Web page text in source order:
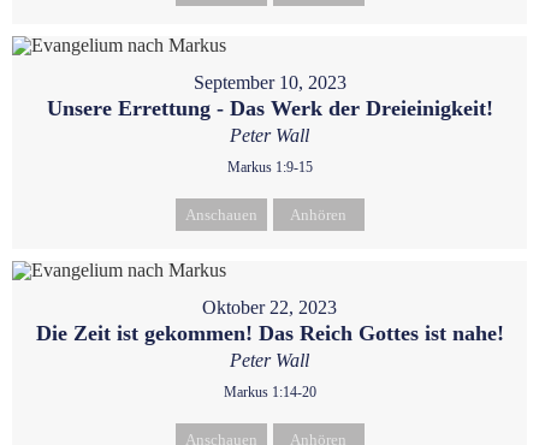
September 10, 2023
Unsere Errettung - Das Werk der Dreieinigkeit!
Peter Wall
Markus 1:9-15
Anschauen Anhören
Oktober 22, 2023
Die Zeit ist gekommen! Das Reich Gottes ist nahe!
Peter Wall
Markus 1:14-20
Anschauen Anhören